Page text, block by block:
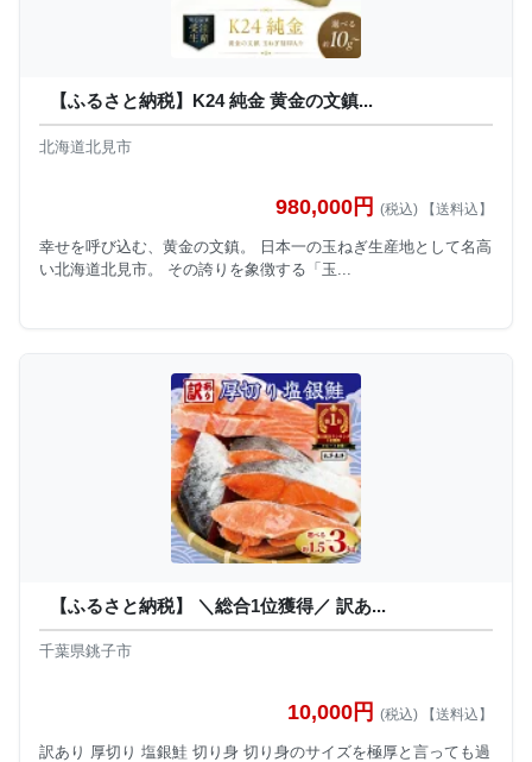
【ふるさと納税】K24 純金 黄金の文鎮...
北海道北見市
980,000円 (税込) 【送料込】
幸せを呼び込む、黄金の文鎮。 日本一の玉ねぎ生産地として名高
い北海道北見市。 その誇りを象徴する「玉...
【ふるさと納税】 ＼総合1位獲得／ 訳あ...
千葉県銚子市
10,000円 (税込) 【送料込】
訳あり 厚切り 塩銀鮭 切り身 切り身のサイズを極厚と言っても過